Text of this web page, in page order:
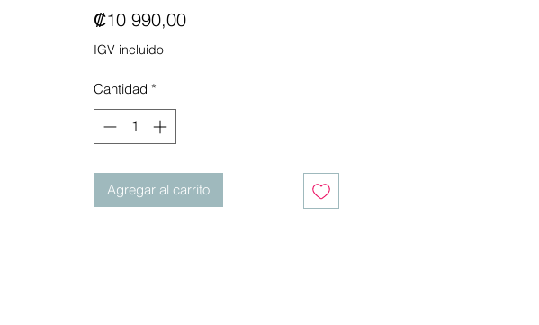
₡10 990,00Precio
IGV incluido
Cantidad *
Agregar al carrito